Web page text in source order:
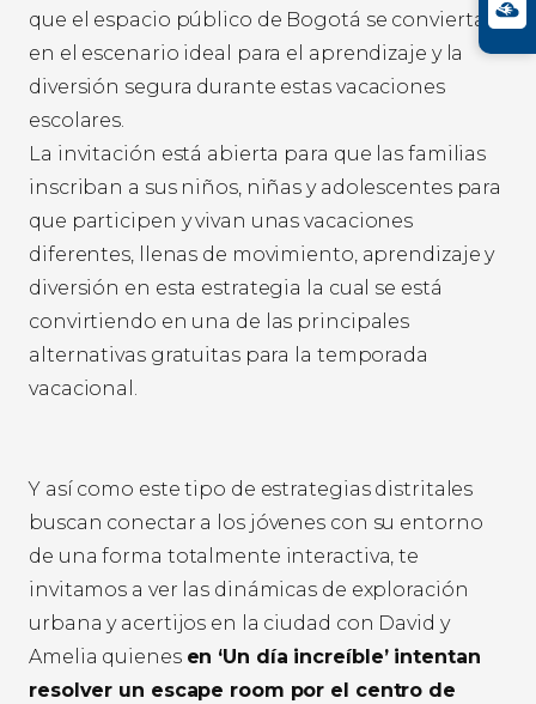
que el espacio público de Bogotá se convierta
en el escenario ideal para el aprendizaje y la
diversión segura durante estas vacaciones
escolares.
La invitación está abierta para que las familias
inscriban a sus niños, niñas y adolescentes para
que participen y vivan unas vacaciones
diferentes, llenas de movimiento, aprendizaje y
diversión en esta estrategia la cual se está
convirtiendo en una de las principales
alternativas gratuitas para la temporada
vacacional.
Y así como este tipo de estrategias distritales
buscan conectar a los jóvenes con su entorno
de una forma totalmente interactiva, te
invitamos a ver las dinámicas de exploración
urbana y acertijos en la ciudad con David y
Amelia quienes en ‘Un día increíble’ intentan
resolver un escape room por el centro de